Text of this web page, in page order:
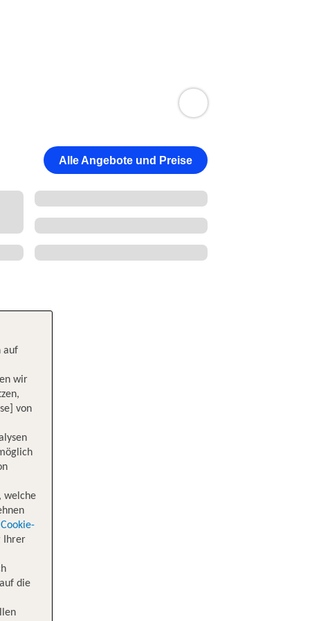
Alle Angebote und Preise
auf
wir
von
welche
Cookie-
Ihrer
die